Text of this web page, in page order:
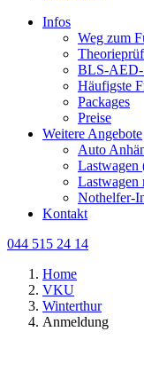
Infos
Weg zum
BLS-AED-
Häufigste
Packages
Preise
Weitere Angebote
Auto
Lastwagen
Lastwagen
Nothelfer-
Kontakt
044 515 24 14
Home
VKU
Winterthur
Anmeldung